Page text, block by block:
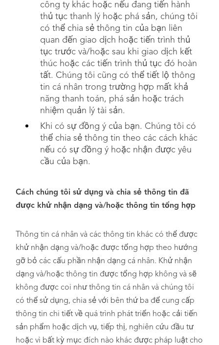
công ty khác hoặc nếu đang tiến hành
thủ tục thanh lý hoặc phá sản, chúng tôi
có thể chia sẻ thông tin của bạn liên
quan đến giao dịch hoặc tiến trình thủ
tục trước và/hoặc sau khi giao dịch kết
thúc hoặc các tiến trình thủ tục đó hoàn
tất. Chúng tôi cũng có thể tiết lộ thông
tin cá nhân trong trường hợp mất khả
năng thanh toán, phá sản hoặc trách
nhiệm quản lý tài sản.
Khi có sự đồng ý của bạn. Chúng tôi có
thể chia sẻ thông tin theo các cách khác
nếu có sự đồng ý hoặc nhận được yêu
cầu của bạn.
Cách chúng tôi sử dụng và chia sẻ thông tin đã
được khử nhận dạng và/hoặc thông tin tổng hợp
Thông tin cá nhân và các thông tin khác có thể được
khử nhận dạng và/hoặc được tổng hợp theo hướng
gỡ bỏ các cấu phần nhận dạng cá nhân. Khử nhận
dạng và/hoặc thông tin được tổng hợp không và sẽ
không được coi như thông tin cá nhân và chúng tôi
có thể sử dụng, chia sẻ với bên thứ ba để cung cấp
thông tin chi tiết về quá trình phát triển hoặc cải tiến
sản phẩm hoặc dịch vụ, tiếp thị, nghiên cứu đầu tư
hoặc vì bất kỳ mục đích nào khác được pháp luật cho